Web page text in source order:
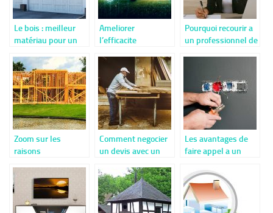
Le bois : meilleur
matériau pour un
Ameliorer
l’efficacite
votre maison
Pourquoi recourir a
un professionnel de
Zoom sur les
raisons
favoriser le bois en
construction
Comment negocier
un devis avec un
Les avantages de
faire appel a un
depannages et
installations
electriques